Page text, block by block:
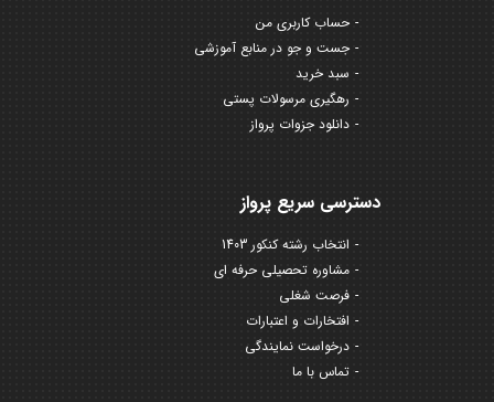
حساب کاربری من
جست و جو در منابع آموزشی
سبد خرید
رهگیری مرسولات پستی
دانلود جزوات پرواز
دسترسی سریع پرواز
انتخاب رشته کنکور 1403
مشاوره تحصیلی حرفه ای
فرصت شغلی
افتخارات و اعتبارات
درخواست نمایندگی
تماس با ما